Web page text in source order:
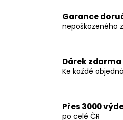
Garance
nepoškozeného
Dárek zdarma
Ke každé
Přes 3000
po celé ČR